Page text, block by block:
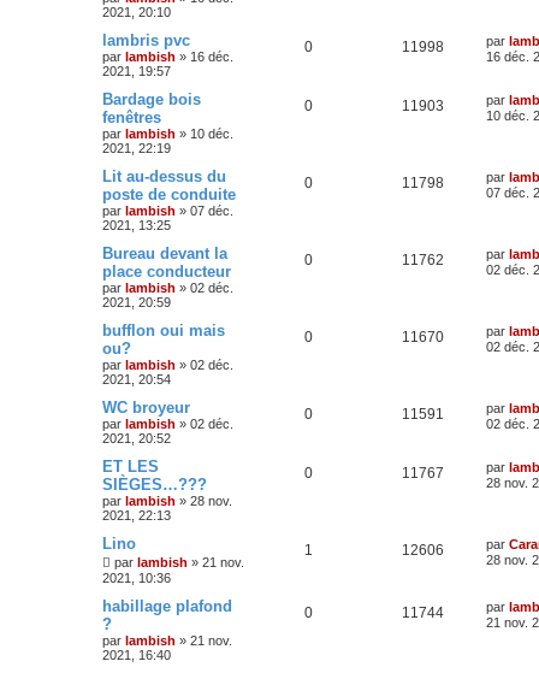
2021, 20:10
lambris pvc
par lambish » 16 déc.
2021, 19:57
0 11998 par
16 déc.
Bardage bois
fenêtres
par lambish » 10 déc.
2021, 22:19
0 11903 par
10 déc.
Lit au-dessus du
poste de conduite
par lambish » 07 déc.
2021, 13:25
0 11798 par
07 déc.
Bureau devant la
place conducteur
par lambish » 02 déc.
2021, 20:59
0 11762 par
02 déc.
bufflon oui mais
ou?
par lambish » 02 déc.
2021, 20:54
0 11670 par
02 déc.
WC broyeur
par lambish » 02 déc.
2021, 20:52
0 11591 par
02 déc.
ET LES
SIÈGES…???
par lambish » 28 nov.
2021, 22:13
0 11767 par
28 nov.
Lino
par lambish » 21 nov.
2021, 10:36
1 12606 par
28 nov.
habillage plafond
?
par lambish » 21 nov.
2021, 16:40
0 11744 par
21 nov.